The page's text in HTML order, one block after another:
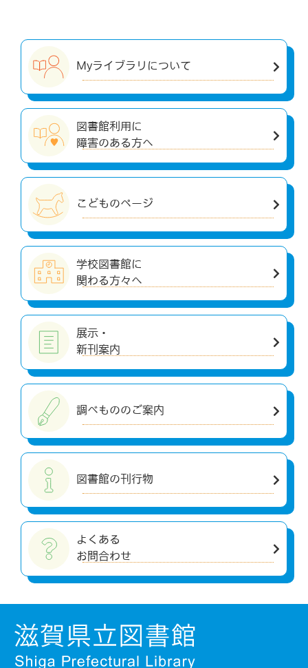
Myライブラリについて
図書館利用に
障害のある方へ
こどものページ
学校図書館に
関わる方々へ
展示・
新刊案内
調べもののご案内
図書館の刊行物
よくある
お問合わせ